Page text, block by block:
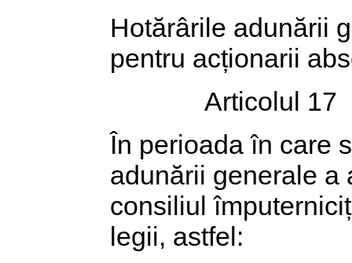
Hotărârile adunării
pentru acționarii
Articolul 17
În perioada în care
adunării generale a
consiliul
legii, astfel: